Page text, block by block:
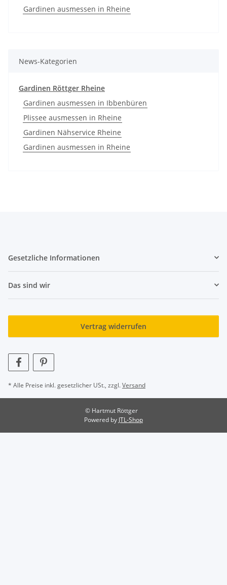
Gardinen ausmessen in Rheine
News-Kategorien
Gardinen Röttger Rheine
Gardinen ausmessen in Ibbenbüren
Plissee ausmessen in Rheine
Gardinen Nähservice Rheine
Gardinen ausmessen in Rheine
Gesetzliche Informationen
Das sind wir
Vertrag widerrufen
* Alle Preise inkl. gesetzlicher USt., zzgl.Versand
© Hartmut Röttger
Powered by JTL-Shop